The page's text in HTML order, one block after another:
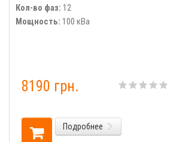
Кол-во фаз: 12
Мощность: 100 кВа
8190 грн.
Подробнее